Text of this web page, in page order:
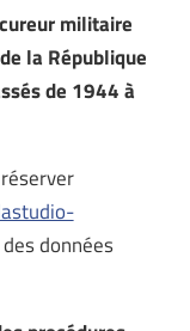
militaire
la République
de 1944 à
données